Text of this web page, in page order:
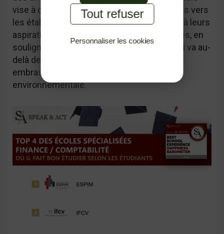
vise à orienter les choix des futurs étudiants vers
les établissements qui répondent le mieux à leurs
aspirations professionnelles et personnelles, en
soulignant l'importance d'une éducation qui va au-
delà de l'enseignement académique pour
embrasser une conscience sociale et
environnementale.
Tout refuser
Personnaliser les cookies